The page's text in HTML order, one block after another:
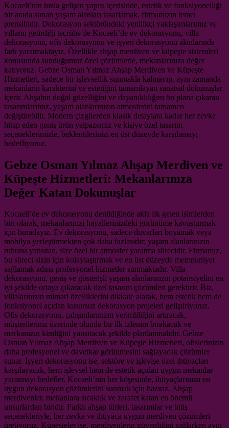
Kocaeli’nin hızla gelişen yapısı içerisinde, estetik ve fonksiyonelliği
bir arada sunan yaşam alanları tasarlamak, firmamızın temel
prensibidir. Dekorasyon sektöründeki yenilikçi yaklaşımlarımız ve
yılların getirdiği tecrübe ile Kocaeli’de ev dekorasyonu, villa
dekorasyonu, ofis dekorasyonu ve işyeri dekorasyonu alanlarında
fark yaratmaktayız. Özellikle ahşap merdiven ve küpeşte sistemleri
konusunda sunduğumuz özel çözümlerle, mekanlarınıza değer
katıyoruz. Gebze Osman Yılmaz Ahşap Merdiven ve Küpeşte
Hizmetleri, sadece bir işlevsellik sunmakla kalmayıp, aynı zamanda
mekanların karakterini ve estetiğini tamamlayan sanatsal dokunuşlar
içerir. Ahşabın doğal güzelliğini ve dayanıklılığını ön plana çıkaran
tasarımlarımız, yaşam alanlarınızın atmosferini tamamen
değiştirebilir. Modern çizgilerden klasik detaylara kadar her zevke
hitap eden geniş ürün yelpazemiz ve kişiye özel tasarım
seçeneklerimizle, beklentilerinizi en üst düzeyde karşılamayı
hedefliyoruz.
Gebze Osman Yılmaz Ahşap Merdiven ve
Küpeşte Hizmetleri: Mekanlarınıza
Değer Katan Dokunuşlar
Kocaeli’de ev dekorasyonu denildiğinde akla ilk gelen isimlerden
biri olarak, mekanlarınızı hayallerinizdeki görünüme kavuşturmak
için buradayız. Ev dekorasyonu, sadece duvarları boyamak veya
mobilya yerleştirmekten çok daha fazlasıdır; yaşam alanlarınızın
ruhunu yansıtan, size özel bir atmosfer yaratma sürecidir. Firmamız,
bu süreci sizin için kolaylaştırmak ve en üst düzeyde memnuniyet
sağlamak adına profesyonel hizmetler sunmaktadır. Villa
dekorasyonu, geniş ve gösterişli yaşam alanlarınızın potansiyelini en
iyi şekilde ortaya çıkaracak özel tasarım çözümleri gerektirir. Biz,
villalarınızın mimari özelliklerini dikkate alarak, hem estetik hem de
fonksiyonel açıdan kusursuz dekorasyon projeleri geliştiriyoruz.
Ofis dekorasyonu, çalışanlarınızın verimliliğini artıracak,
müşterileriniz üzerinde olumlu bir ilk izlenim bırakacak ve
markanızın kimliğini yansıtacak şekilde planlanmalıdır. Gebze
Osman Yılmaz Ahşap Merdiven ve Küpeşte Hizmetleri, ofislerinizin
daha profesyonel ve davetkar görünmesini sağlayacak çözümler
sunar. İşyeri dekorasyonu ise, sektöre ve işleyişe özel ihtiyaçları
karşılayacak, hem işlevsel hem de estetik açıdan uygun mekanlar
yaratmayı hedefler. Kocaeli’nin her köşesinde, ihtiyaçlarınıza en
uygun dekorasyon çözümlerini sunmak için hazırız. Ahşap
merdivenler, mekanlara sıcaklık ve zarafet katan en önemli
unsurlardan biridir. Farklı ahşap türleri, tasarımlar ve bitiş
seçenekleriyle, her zevke ve ihtiyaca uygun merdiven çözümleri
üretiyoruz. Küpeşteler ise, merdivenlerin güvenliğini sağlarken aynı